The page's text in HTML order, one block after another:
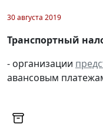
30 августа 2019
Транспортный
- организации
авансовым